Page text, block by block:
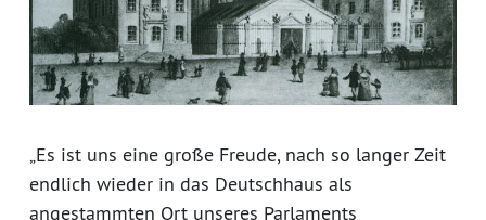
„Es ist uns eine große Freude, nach so langer Zeit
endlich wieder in das Deutschhaus als
angestammten Ort unseres Parlaments